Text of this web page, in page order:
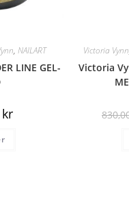
, NAILART
LINE GEL-
kr
Victoria Vynn
Victoria